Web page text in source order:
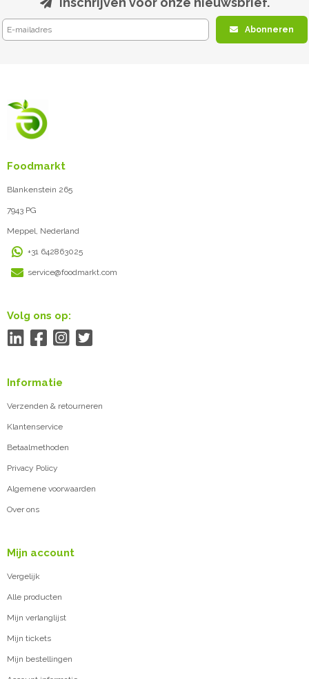
Abonneren
Foodmarkt
Blankenstein 265
7943 PG
Meppel, Nederland
+31 642863025
service@foodmarkt.com
Volg ons op:
Informatie
Verzenden & retourneren
Klantenservice
Betaalmethoden
Privacy Policy
Algemene voorwaarden
Over ons
Mijn account
Vergelijk
Alle producten
Mijn verlanglijst
Mijn tickets
Mijn bestellingen